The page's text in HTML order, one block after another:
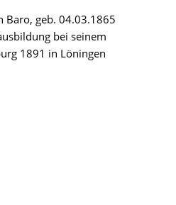
Baro, geb. 04.03.1865
bei seinem
1891 in Löningen